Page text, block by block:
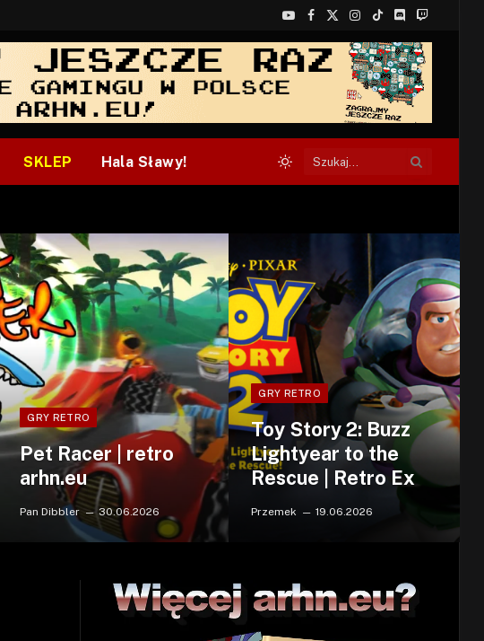
YouTube
Facebook
X
(Twitter)
Instagram
TikTokDiscordTwitch
SKLEP Hala Sławy!
GRY RETRO
Pet Racer | retro
arhn.eu
Pan Dibbler 30.06.2026
GRY RETRO
Toy Story 2: Buzz
Lightyear to the
Rescue | Retro Ex
Przemek 19.06.2026